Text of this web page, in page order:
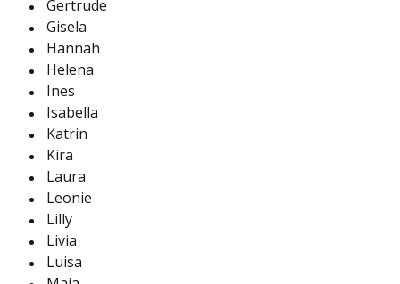
Gertrude
Gisela
Hannah
Helena
Ines
Isabella
Katrin
Kira
Laura
Leonie
Lilly
Livia
Luisa